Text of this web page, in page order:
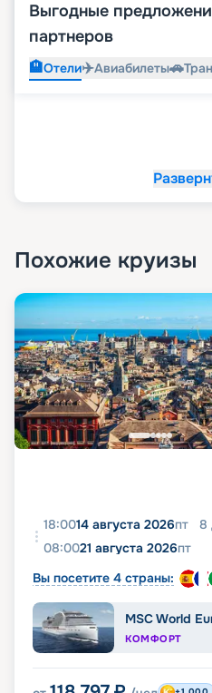
Выгодные
партнеров
🏨Отели✈️Авиабилеты🚗
Похожие круизы
18:0014 августа 2026пт 8
08:0021 августа 2026пт
Вы посетите 4 страны:
MSC World
КОМФОРТ